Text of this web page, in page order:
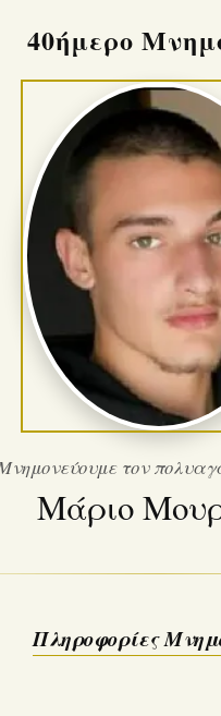
40ήμερο
τον
Μάριο
Πληροφορίες